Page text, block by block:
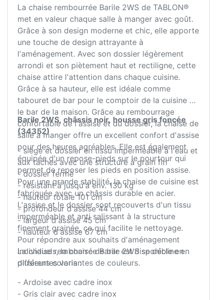
La chaise rembourrée Barile 2WS de TABLON®
met en valeur chaque salle à manger avec goût.
Grâce à son design moderne et chic, elle apporte
une touche de design attrayante à
l'aménagement. Avec son dossier légèrement
arrondi et son piètement haut et rectiligne, cette
chaise attire l'attention dans chaque cuisine.
Grâce à sa hauteur, elle est idéale comme
tabouret de bar pour le comptoir de la cuisine et
le bar de la maison. Grâce au rembourrage
confortable de l'assise et du dossier, la chaise de
salle à manger offre un excellent confort d'assise
pour des heures agréables. Elle est également
équipée d'un repose-pieds sur le pourtour qui
permet de reposer les pieds en position assise.
Pour une grande stabilité, la chaise de cuisine est
fabriquée avec un châssis durable en acier.
L'assise et le dossier sont recouverts d'un tissu
imperméable et anti salissant à la structure
finement grainée, ce qui facilite le nettoyage.
Pour répondre aux souhaits d'aménagement
individuels, la chaise de bar est disponible en
différentes variantes de couleurs.
Barile 2WS, châssis noir, housse gris foncée
(34352)
- siège et dossier en tissu imperméable à l'eau et
aux taches avec une structure à grain fin
- dossier fermé
- résistant à jusqu'à env. 130 kg
- hauteur totale 101 cm
- profondeur d'assise 44 cm
- largeur d'assise 45 cm
- hauteur d'assise 67 cm
La chaise rembourrée Barile 2WS se décline en
plusieurs coloris :
- Ardoise avec cadre inox
- Gris clair avec cadre inox